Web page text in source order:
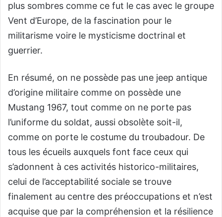
plus sombres comme ce fut le cas avec le groupe
Vent d’Europe, de la fascination pour le
militarisme voire le mysticisme doctrinal et
guerrier.
En résumé, on ne possède pas une jeep antique
d’origine militaire comme on possède une
Mustang 1967, tout comme on ne porte pas
l’uniforme du soldat, aussi obsolète soit-il,
comme on porte le costume du troubadour. De
tous les écueils auxquels font face ceux qui
s’adonnent à ces activités historico-militaires,
celui de l’acceptabilité sociale se trouve
finalement au centre des préoccupations et n’est
acquise que par la compréhension et la résilience